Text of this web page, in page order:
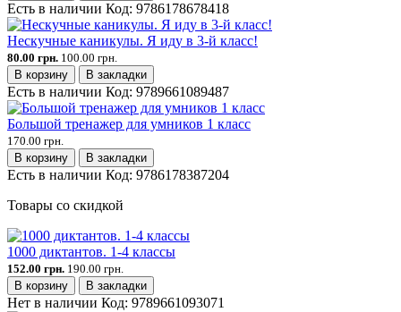
Есть в наличии Код: 9786178678418
Нескучные каникулы. Я иду в 3-й класс!
80.00 грн. 100.00 грн.
В корзину
В закладки
Есть в наличии Код: 9789661089487
Большой тренажер для умников 1 класс
170.00 грн.
В корзину
В закладки
Есть в наличии Код: 9786178387204
Товары со скидкой
1000 диктантов. 1-4 классы
152.00 грн. 190.00 грн.
В корзину
В закладки
Нет в наличии Код: 9789661093071